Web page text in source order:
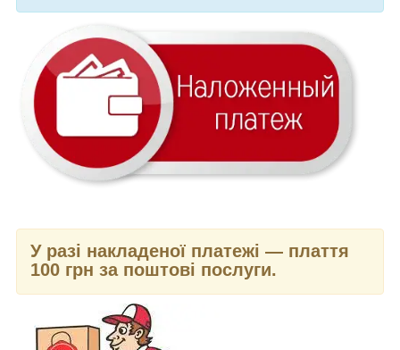
У разі накладеної платежі — плаття
100 грн за поштові послуги.